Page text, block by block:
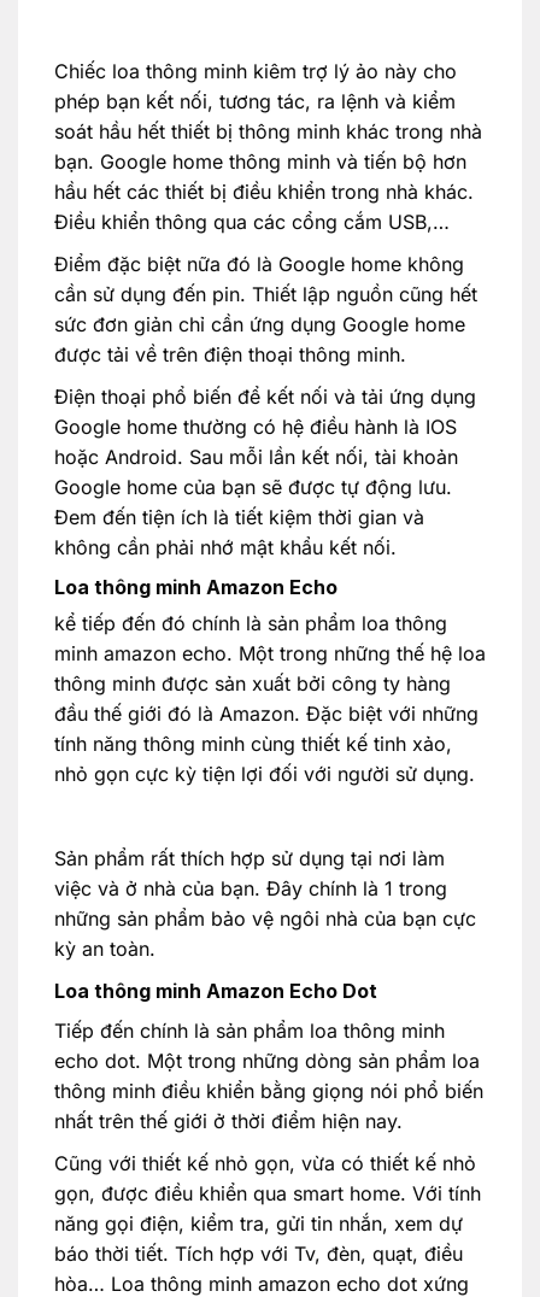
Chiếc loa thông minh kiêm trợ lý ảo này cho
phép bạn kết nối, tương tác, ra lệnh và kiểm
soát hầu hết thiết bị thông minh khác trong nhà
bạn. Google home thông minh và tiến bộ hơn
hầu hết các thiết bị điều khiển trong nhà khác.
Điều khiển thông qua các cổng cắm USB,…
Điểm đặc biệt nữa đó là Google home không
cần sử dụng đến pin. Thiết lập nguồn cũng hết
sức đơn giản chỉ cần ứng dụng Google home
được tải về trên điện thoại thông minh.
Điện thoại phổ biến để kết nối và tải ứng dụng
Google home thường có hệ điều hành là IOS
hoặc Android. Sau mỗi lần kết nối, tài khoản
Google home của bạn sẽ được tự động lưu.
Đem đến tiện ích là tiết kiệm thời gian và
không cần phải nhớ mật khẩu kết nối.
Loa thông minh Amazon Echo
kể tiếp đến đó chính là sản phẩm loa thông
minh amazon echo. Một trong những thế hệ loa
thông minh được sản xuất bởi công ty hàng
đầu thế giới đó là Amazon. Đặc biệt với những
tính năng thông minh cùng thiết kế tinh xảo,
nhỏ gọn cực kỳ tiện lợi đối với người sử dụng.
Sản phẩm rất thích hợp sử dụng tại nơi làm
việc và ở nhà của bạn. Đây chính là 1 trong
những sản phẩm bảo vệ ngôi nhà của bạn cực
kỳ an toàn.
Loa thông minh Amazon Echo Dot
Tiếp đến chính là sản phẩm loa thông minh
echo dot. Một trong những dòng sản phẩm loa
thông minh điều khiển bằng giọng nói phổ biến
nhất trên thế giới ở thời điểm hiện nay.
Cũng với thiết kế nhỏ gọn, vừa có thiết kế nhỏ
gọn, được điều khiển qua smart home. Với tính
năng gọi điện, kiểm tra, gửi tin nhắn, xem dự
báo thời tiết. Tích hợp với Tv, đèn, quạt, điều
hòa… Loa thông minh amazon echo dot xứng